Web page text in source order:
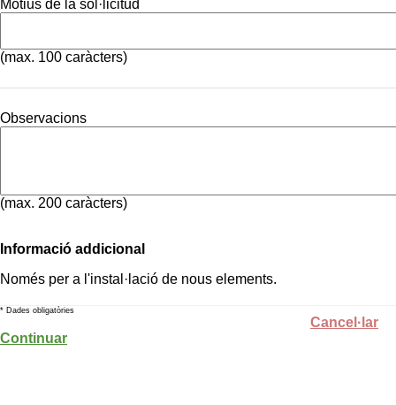
Motius de la sol·licitud
(max. 100 caràcters)
Observacions
(max. 200 caràcters)
Informació addicional
Només per a l'instal·lació de nous elements.
* Dades obligatòries
Cancel·lar
Continuar